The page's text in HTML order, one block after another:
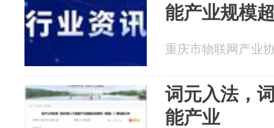
能产业规模
重庆市物联网产业
词元入法，
能产业